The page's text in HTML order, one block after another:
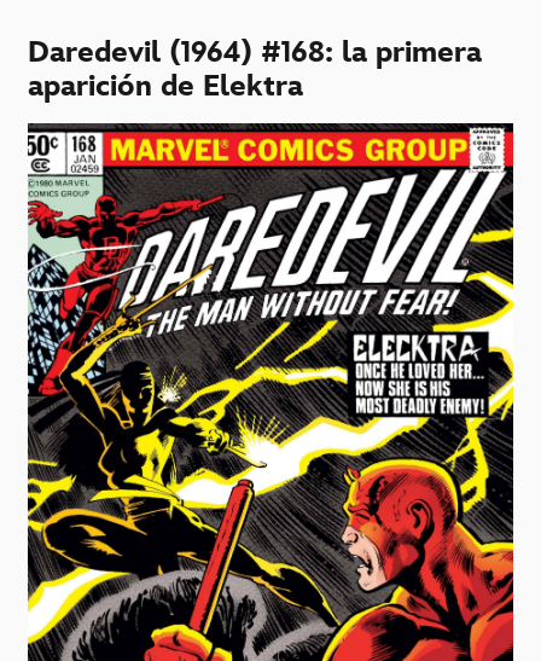
Daredevil (1964) #168: la primera
aparición de Elektra